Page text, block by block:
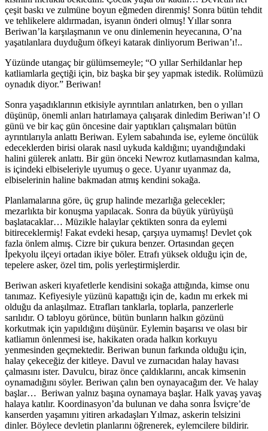
çeşit baskı ve zulmüne boyun eğmeden direnmiş! Sonra bütün tehdit
ve tehlikelere aldırmadan, isyanın önderi olmuş! Yıllar sonra
Beriwan’la karşılaşmanın ve onu dinlemenin heyecanına, O’na
yaşatılanlara duyduğum öfkeyi katarak dinliyorum Beriwan’ı!..
Yüzünde utangaç bir gülümsemeyle; “O yıllar Serhildanlar hep
katliamlarla geçtiği için, biz başka bir şey yapmak istedik. Rolümüzü
oynadık diyor.” Beriwan!
Sonra yaşadıklarının etkisiyle ayrıntıları anlatırken, ben o yılları
düşünüp, önemli anları hatırlamaya çalışarak dinledim Beriwan’ı! O
günü ve bir kaç gün öncesine dair yaptıkları çalışmaları bütün
ayrıntılarıyla anlattı Beriwan. Eylem sabahında ise, eyleme öncülük
edeceklerden birisi olarak nasıl uykuda kaldığını; uyandığındaki
halini gülerek anlattı. Bir gün önceki Newroz kutlamasından kalma,
is içindeki elbiseleriyle uyumuş o gece. Uyanır uyanmaz da,
elbiselerinin haline bakmadan atmış kendini sokağa.
Planlamalarına göre, üç grup halinde mezarlığa gelecekler;
mezarlıkta bir konuşma yapılacak. Sonra da büyük yürüyüşü
başlatacaklar… Müzikle halaylar çektikten sonra da eylemi
bitireceklermiş! Fakat evdeki hesap, çarşıya uymamış! Devlet çok
fazla önlem almış. Cizre bir çukura benzer. Ortasından geçen
İpekyolu ilçeyi ortadan ikiye böler. Etrafı yüksek olduğu için de,
tepelere asker, özel tim, polis yerleştirmişlerdir.
Beriwan askeri kıyafetlerle kendisini sokağa attığında, kimse onu
tanımaz. Kefiyesiyle yüzünü kapattığı için de, kadın mı erkek mi
olduğu da anlaşılmaz. Etrafları tanklarla, toplarla, panzerlerle
sarılıdır. O tabloyu görünce, bütün bunların halkın gözünü
korkutmak için yapıldığını düşünür. Eylemin başarısı ve olası bir
katliamın önlenmesi ise, hakikaten orada halkın korkuyu
yenmesinden geçmektedir. Beriwan bunun farkında olduğu için,
halay çekeceğiz der kitleye. Davul ve zurnacıdan halay havası
çalmasını ister. Davulcu, biraz önce çaldıklarını, ancak kimsenin
oynamadığını söyler. Beriwan çalın ben oynayacağım der. Ve halay
başlar… Beriwan yalnız başına oynamaya başlar. Halk yavaş yavaş
halaya katılır. Koordinasyon’da bulunan ve daha sonra İsviçre’de
kanserden yaşamını yitiren arkadaşları Yılmaz, askerin telsizini
dinler. Böylece devletin planlarını öğrenerek, eylemcilere bildirir.